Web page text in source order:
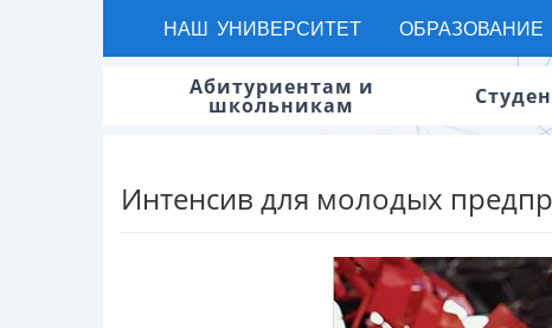
НАШ УНИВЕРСИТЕТ ОБРАЗОВАНИЕ
Абитуриентам и
школьникам
Интенсив для молодых